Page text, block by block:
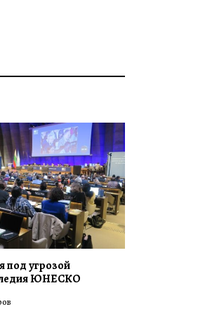
под угрозой
ЮНЕСКО